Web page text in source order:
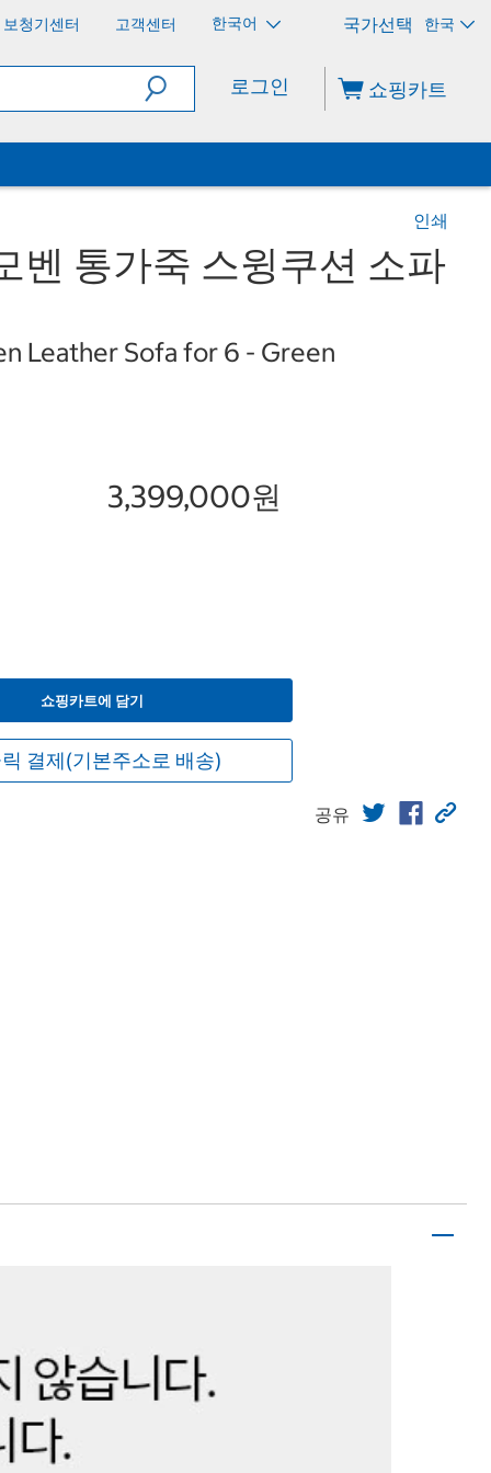
보청기센터 고객센터 한국어 한국
로그인 쇼핑카트
인쇄
벤 통가죽 스윙쿠션 소파
Leather Sofa for 6 - Green
3,399,000원
쇼핑카트에 담기
결제(기본주소로 배송)
공유